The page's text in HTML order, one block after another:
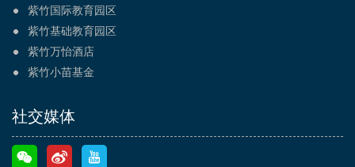
紫竹国际教育园区
紫竹基础教育园区
紫竹万怡酒店
紫竹小苗基金
社交媒体